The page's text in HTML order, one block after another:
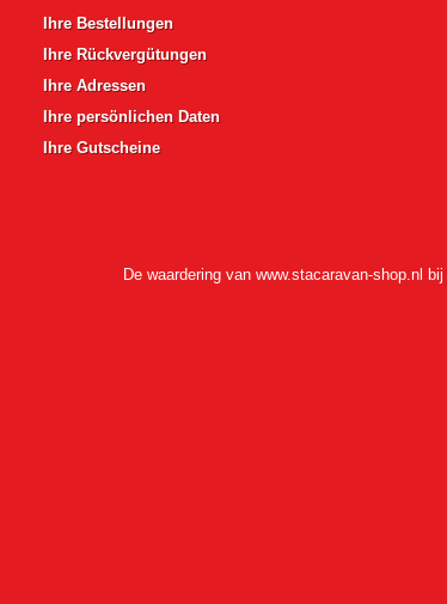
Ihre Bestellungen
Ihre Rückvergütungen
Ihre Adressen
Ihre persönlichen Daten
Ihre Gutscheine
De waardering van www.stacaravan-shop.nl bij